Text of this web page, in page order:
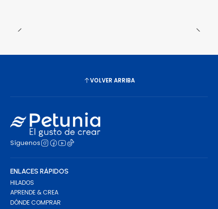
VOLVER ARRIBA
Síguenos
ENLACES RÁPIDOS
HILADOS
APRENDE & CREA
DÓNDE COMPRAR